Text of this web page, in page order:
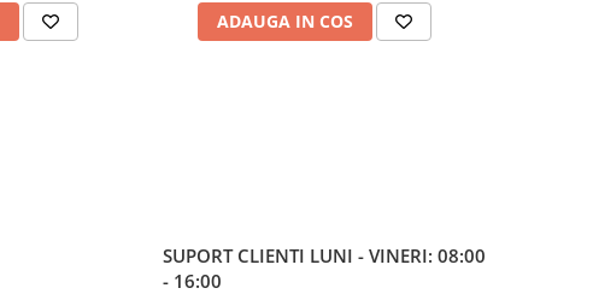
ADAUGA IN COS
SUPORT CLIENTI LUNI - VINERI: 08:00
- 16:00